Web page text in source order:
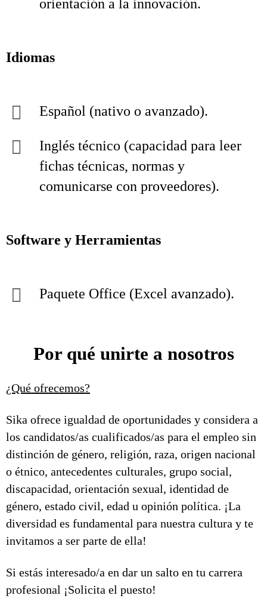
orientación a la innovación.
Idiomas
Español (nativo o avanzado).
Inglés técnico (capacidad para leer
fichas técnicas, normas y
comunicarse con proveedores).
Software y Herramientas
Paquete Office (Excel avanzado).
Por qué unirte a nosotros
¿Qué ofrecemos?
Sika ofrece igualdad de oportunidades y considera a
los candidatos/as cualificados/as para el empleo sin
distinción de género, religión, raza, origen nacional
o étnico, antecedentes culturales, grupo social,
discapacidad, orientación sexual, identidad de
género, estado civil, edad u opinión política. ¡La
diversidad es fundamental para nuestra cultura y te
invitamos a ser parte de ella!
Si estás interesado/a en dar un salto en tu carrera
profesional ¡Solicita el puesto!